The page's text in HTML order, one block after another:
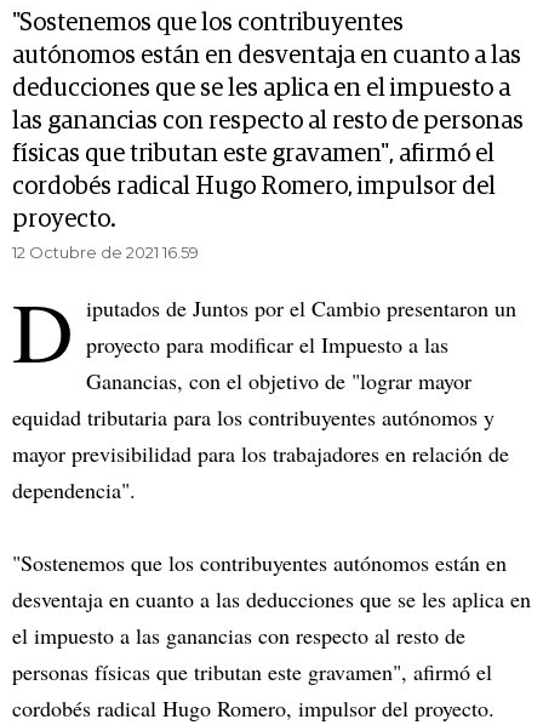
"Sostenemos que los contribuyentes
autónomos están en desventaja en cuanto a las
deducciones que se les aplica en el impuesto a
las ganancias con respecto al resto de personas
físicas que tributan este gravamen", afirmó el
cordobés radical Hugo Romero, impulsor del
proyecto.
12 Octubre de 2021 16.59
D iputados de Juntos por el Cambio presentaron un
proyecto para modificar el Impuesto a las
Ganancias, con el objetivo de "lograr mayor
equidad tributaria para los contribuyentes autónomos y
mayor previsibilidad para los trabajadores en relación de
dependencia".
"Sostenemos que los contribuyentes autónomos están en
desventaja en cuanto a las deducciones que se les aplica en
el impuesto a las ganancias con respecto al resto de
personas físicas que tributan este gravamen", afirmó el
cordobés radical Hugo Romero, impulsor del proyecto.